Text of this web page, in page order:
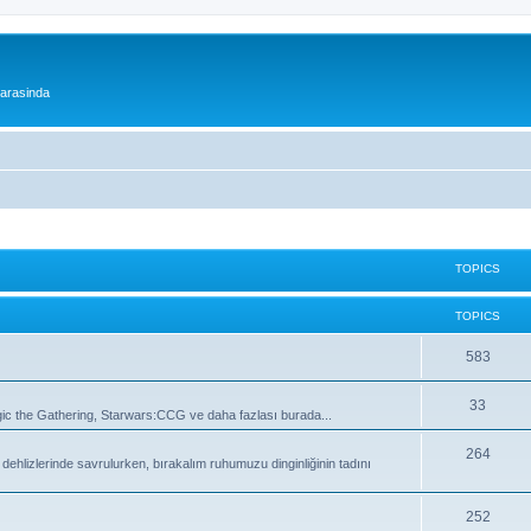
TOPICS
TOPICS
583T
o
s
the Gathering, Starwars:CCG ve daha fazlası burada...
33
o
i
savrulurken, bırakalım ruhumuzu dinginliğinin tadını
264T
p
252T